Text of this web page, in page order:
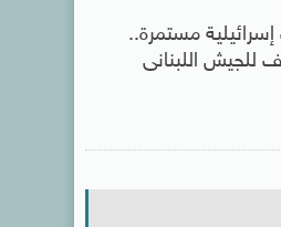
مستمرة..
للجيش اللبنانى